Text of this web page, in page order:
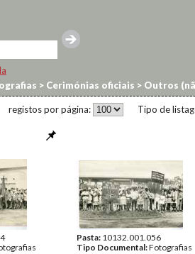
> Cerimónias oficiais > Outros
Tipo de
registos por página:
Pasta: 10132.001.056
Tipo Documental:Fotografias